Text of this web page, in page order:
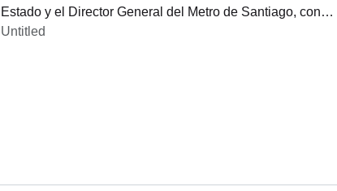
Estado y el Director General del Metro de Santiago, con…
Untitled